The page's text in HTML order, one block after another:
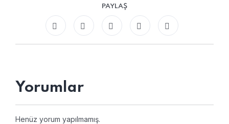
PAYLAŞ
Yorumlar
Henüz yorum yapılmamış.